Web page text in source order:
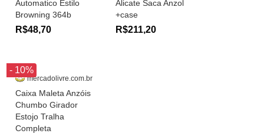
Automatico Estilo
Browning 364b
R$48,70
Alicate Saca Anzol
+case
R$211,20
- 10%
mercadolivre.com.br
Caixa Maleta Anzóis
Chumbo Girador
Estojo Tralha
Completa